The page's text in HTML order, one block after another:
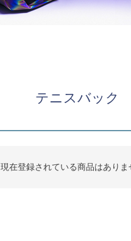
テニスバック
現在登録されている商品はありま